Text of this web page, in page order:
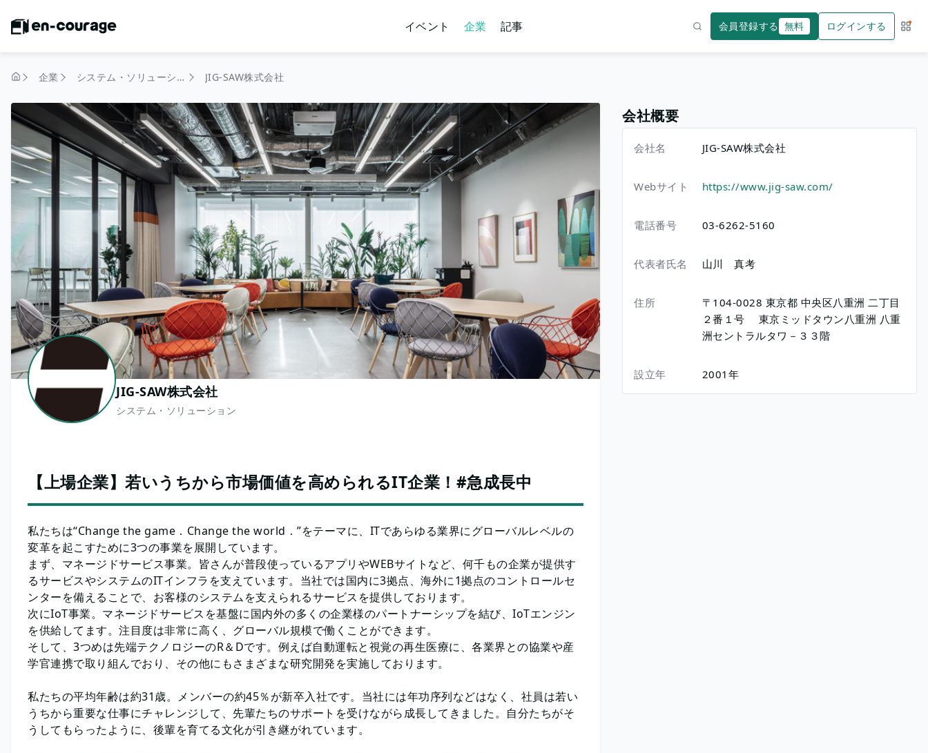
イベント 企業 記事 会員登録する 無料 ログインする サー
企業 システム・ソリューション JIG-SAW株式会社
JIG-SAW株式会社
システム・ソリューション
【上場企業】若いうちから市場価値を高められるIT企業！#急成長中
私たちは“Change the game．Change the world．”をテーマに、ITであらゆる業界にグローバルレベルの
変革を起こすために3つの事業を展開しています。
まず、マネージドサービス事業。皆さんが普段使っているアプリやWEBサイトなど、何千もの企業が提供す
るサービスやシステムのITインフラを支えています。当社では国内に3拠点、海外に1拠点のコントロールセ
ンターを備えることで、お客様のシステムを支えられるサービスを提供しております。
次にIoT事業。マネージドサービスを基盤に国内外の多くの企業様のパートナーシップを結び、IoTエンジン
を供給してます。注目度は非常に高く、グローバル規模で働くことができます。
そして、3つめは先端テクノロジーのR＆Dです。例えば自動運転と視覚の再生医療に、各業界との協業や産
学官連携で取り組んでおり、その他にもさまざまな研究開発を実施しております。
私たちの平均年齢は約31歳。メンバーの約45％が新卒入社です。当社には年功序列などはなく、社員は若い
うちから重要な仕事にチャレンジして、先輩たちのサポートを受けながら成長してきました。自分たちがそ
うしてもらったように、後輩を育てる文化が引き継がれています。
会社概要
会社名 JIG-SAW株式会社
Webサイト https://www.jig-saw.com/
電話番号 03-6262-5160
代表者氏名 山川 真考
住所 〒104-0028 東京都 中央区八重洲 二丁目
２番１号 東京ミッドタウン八重洲 八重
洲セントラルタワ－３３階
設立年 2001年